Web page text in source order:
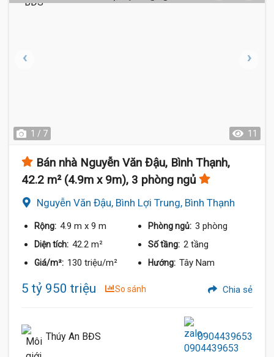
1 / 7 11
Bán nhà Nguyễn Văn Đậu, Bình Thạnh,
42.2 m² (4.9m x 9m), 3 phòng ngủ
Nguyễn Văn Đậu, Bình Lợi Trung, Bình Thạnh
Rộng: 4.9 m x 9 m Phòng ngủ: 3 phòng
Diện tích: 42.2 m² Số tầng: 2 tầng
Giá/m²: 130 triệu/m² Hướng: Tây Nam
5 tỷ 950 triệu So sánh Chia sẻ
Thúy An BĐS 0904439653